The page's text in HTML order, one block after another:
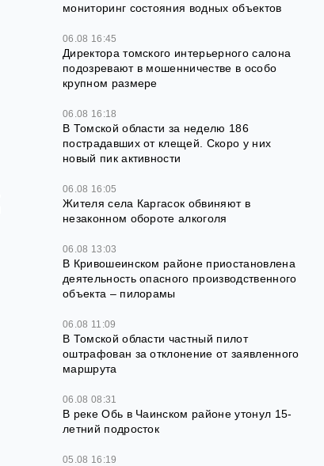
мониторинг состояния водных объектов
06.08 16:45
Директора томского интерьерного салона
подозревают в мошенничестве в особо
крупном размере
06.08 16:18
В Томской области за неделю 186
пострадавших от клещей. Скоро у них
новый пик активности
06.08 16:05
Жителя села Каргасок обвиняют в
незаконном обороте алкоголя
06.08 13:03
В Кривошеинском районе приостановлена
деятельность опасного производственного
объекта – пилорамы
06.08 11:09
В Томской области частный пилот
оштрафован за отклонение от заявленного
маршрута
06.08 08:31
В реке Обь в Чаинском районе утонул 15-
летний подросток
05.08 16:19